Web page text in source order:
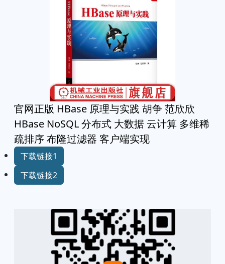
官网正版 HBase 原理与实践 胡争 范欣欣
HBase NoSQL 分布式 大数据 云计算 多维稀
疏排序 布隆过滤器 客户端实现
下载链接1
下载链接2